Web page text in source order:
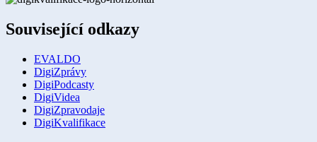
Související odkazy
EVALDO
DigiZprávy
DigiPodcasty
DigiVidea
DigiZpravodaje
DigiKvalifikace